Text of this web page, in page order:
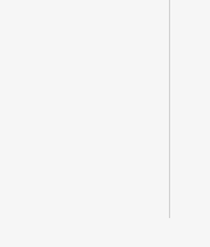
заявку”, вы